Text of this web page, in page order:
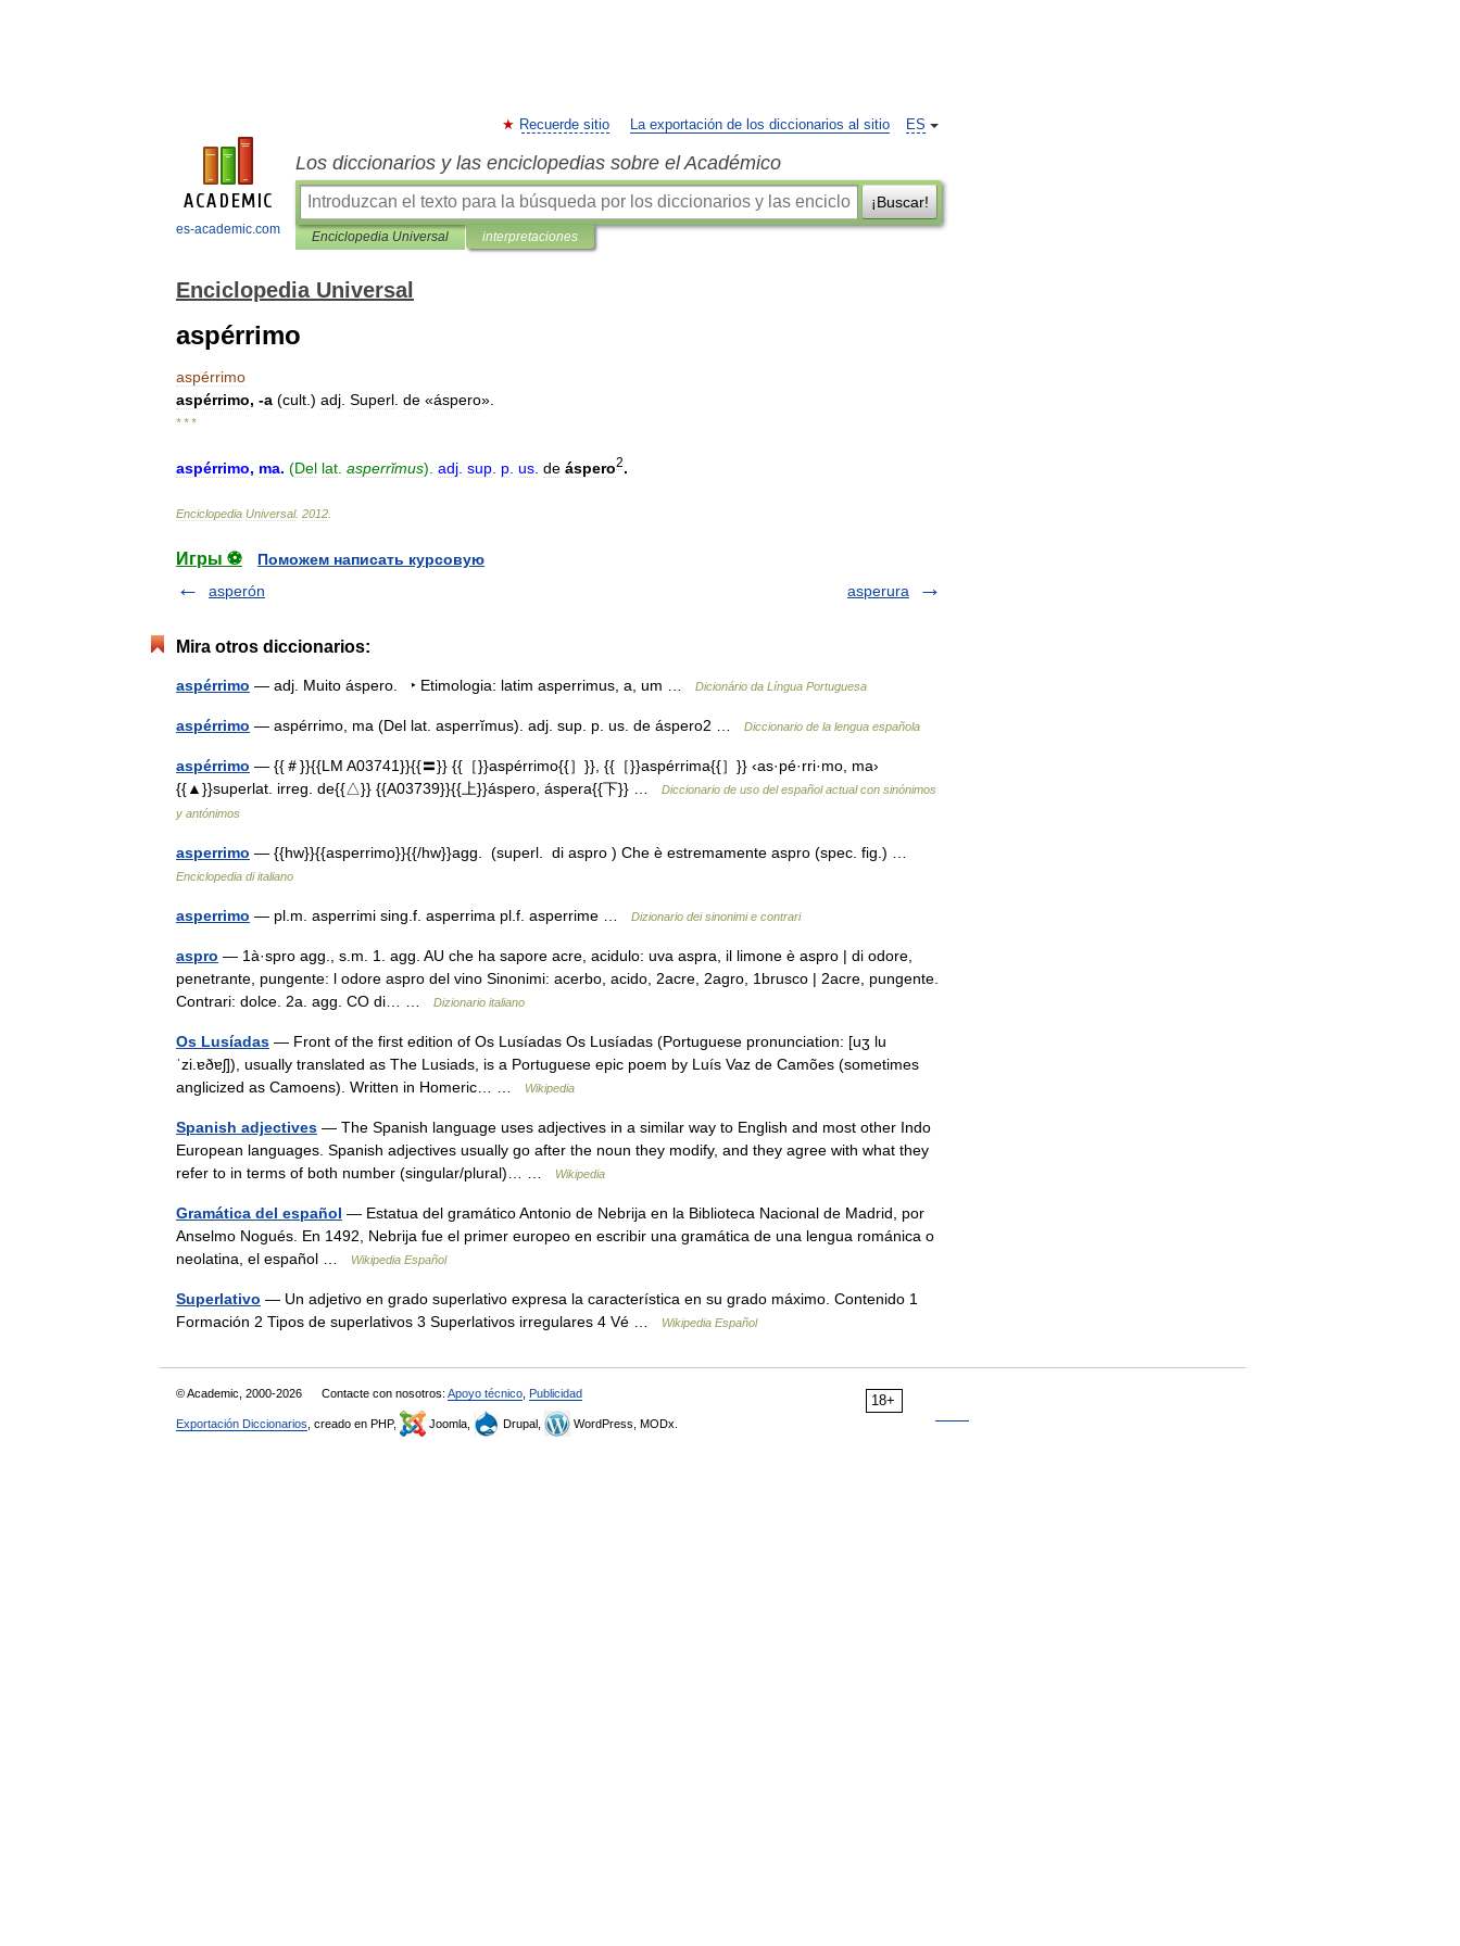
es-academic.com
ES
Recuerde sitio La exportación de los diccionarios al sitio
Los diccionarios y las enciclopedias sobre el Académico
¡Buscar!
Enciclopedia Universal interpretaciones
Enciclopedia Universal
aspérrimo
aspérrimo
aspérrimo, -a (cult .) adj Superl de «áspero».
* * *
aspérrimo, ma. (Del lat asperrĭmus). adj sup p us de áspero2.
Enciclopedia Universal. 2012
Игры ⚽
Поможем написать курсовую
asperón
asperura
Mira otros diccionarios:
aspérrimo — adj. Muito áspero. ‣ Etimologia: latim asperrimus, a, um … Dicionário da Língua Portuguesa
aspérrimo — aspérrimo, ma (Del lat. asperrĭmus). adj. sup. p. us. de áspero2 … Diccionario de la lengua española
aspérrimo — {{＃}}{{LM A03741}}{{〓}} {{［}}aspérrimo{{］}}, {{［}}aspérrima{{］}} ‹as·pé·rri·mo, ma›
{{▲}}superlat. irreg. de{{△}} {{A03739}}{{上}}áspero, áspera{{下}} …
Diccionario de uso del español actual con sinónimos
y antónimos
asperrimo — {{hw}}{{asperrimo}}{{/hw}}agg. (superl. di aspro ) Che è estremamente aspro (spec. fig.) …
Enciclopedia di italiano
asperrimo — pl.m. asperrimi sing.f. asperrima pl.f. asperrime … Dizionario dei sinonimi e contrari
aspro — 1à·spro agg., s.m. 1. agg. AU che ha sapore acre, acidulo: uva aspra, il limone è aspro | di odore,
penetrante, pungente: l odore aspro del vino Sinonimi: acerbo, acido, 2acre, 2agro, 1brusco | 2acre, pungente.
Contrari: dolce. 2a. agg. CO di… …
Dizionario italiano
Os Lusíadas — Front of the first edition of Os Lusíadas Os Lusíadas (Portuguese pronunciation: [uʒ lu
ˈzi.ɐðɐʃ]), usually translated as The Lusiads, is a Portuguese epic poem by Luís Vaz de Camões (sometimes
anglicized as Camoens). Written in Homeric… …
Wikipedia
Spanish adjectives — The Spanish language uses adjectives in a similar way to English and most other Indo
European languages. Spanish adjectives usually go after the noun they modify, and they agree with what they
refer to in terms of both number (singular/plural)… …
Wikipedia
Gramática del español — Estatua del gramático Antonio de Nebrija en la Biblioteca Nacional de Madrid, por
Anselmo Nogués. En 1492, Nebrija fue el primer europeo en escribir una gramática de una lengua románica o
neolatina, el español …
Wikipedia Español
Superlativo — Un adjetivo en grado superlativo expresa la característica en su grado máximo. Contenido 1
Formación 2 Tipos de superlativos 3 Superlativos irregulares 4 Vé …
Wikipedia Español
18+
© Academic, 2000-2026 Contacte con nosotros: Apoyo técnico Publicidad
Exportación Diccionarios , creado en PHP, Joomla, Drupal, WordPress, MODx.